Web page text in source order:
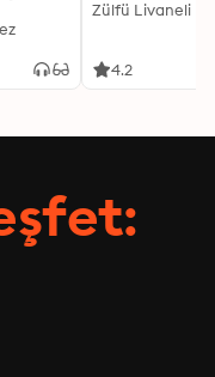
Zülfü Livaneli
4.2